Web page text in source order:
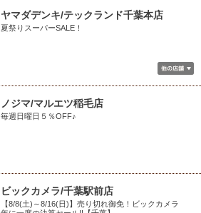
ヤマダデンキ/テックランド千葉本店
夏祭りスーパーSALE！
ノジマ/マルエツ稲毛店
毎週日曜日５％OFF♪
ビックカメラ/千葉駅前店
【8/8(土)～8/16(日)】売り切れ御免！ビックカメラ